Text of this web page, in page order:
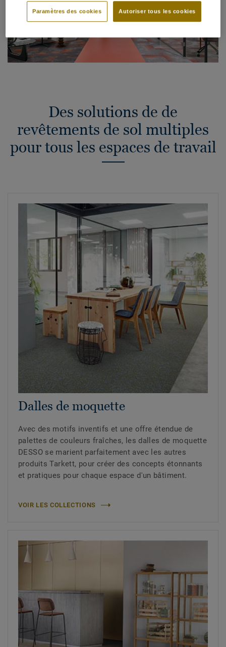
Des solutions de de
revêtements de sol multiples
pour tous les espaces de travail
Dalles de moquette
Avec des motifs inventifs et une offre étendue de
palettes de couleurs fraîches, les dalles de moquette
DESSO se marient parfaitement avec les autres
produits Tarkett, pour créer des concepts étonnants
et pratiques pour chaque espace d'un bâtiment.
VOIR LES COLLECTIONS
Autoriser tous les cookies
Paramètres des cookies